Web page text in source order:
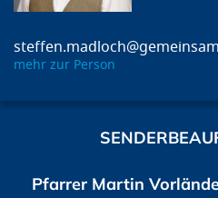
mehr zur Person
Pfarrer Martin